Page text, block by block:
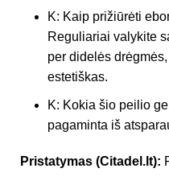
K: Kaip prižiūrėti
Reguliariai valykite
per didelės
estetiškas.
K: Kokia šio peilio
pagaminta iš
Pristatymas (Citadel.lt):